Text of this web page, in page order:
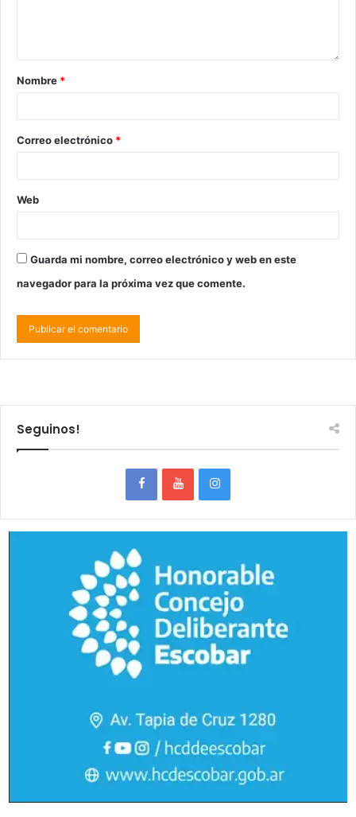
Nombre *
Correo electrónico *
Web
Guarda mi nombre, correo electrónico y web en este
navegador para la próxima vez que comente.
Seguinos!